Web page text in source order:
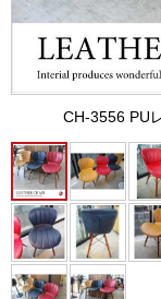
CH-3556 PU